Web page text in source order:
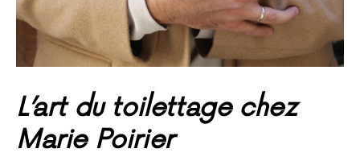
L’art du toilettage chez
Marie Poirier